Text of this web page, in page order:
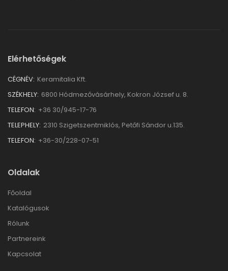
Elérhetőségek
CÉGNÉV: Keramitalia Kft.
SZÉKHELY: 6800 Hódmezővásárhely, Kokron József u. 8.
TELEFON: +36 30/945-17-76
TELEPHELY: 2310 Szigetszentmiklós, Petőfi Sándor u.135.
TELEFON: +36-30/228-07-51
Oldalak
Főoldal
Katalógusok
Rólunk
Partnereink
Kapcsolat